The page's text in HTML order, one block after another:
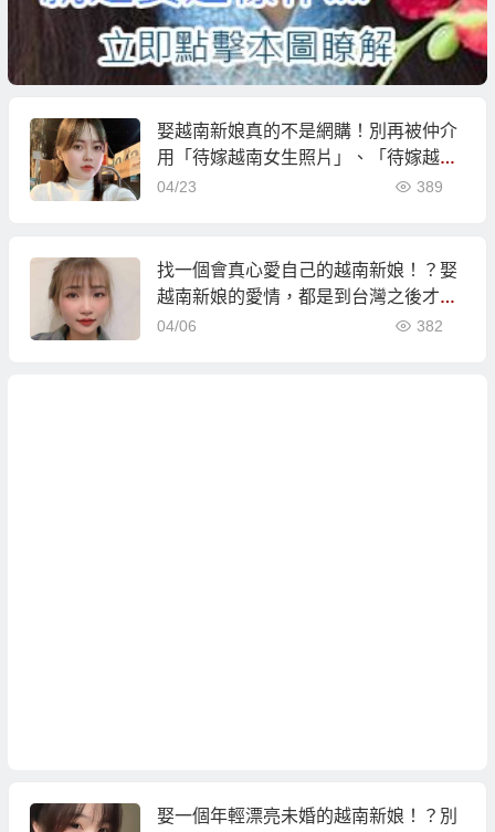
娶越南新娘真的不是網購！別再被仲介
用「待嫁越南女生照片」、「待嫁越南
佳麗照片」忽悠到越南相親！
04/23 389
找一個會真心愛自己的越南新娘！？娶
越南新娘的愛情，都是到台灣之後才開
始…
04/06 382
娶一個年輕漂亮未婚的越南新娘！？別